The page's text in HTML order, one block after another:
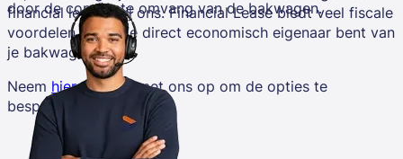
door de compacte omvang van de bakwagen.
financial leasen bij ons. Financial Lease biedt veel fiscale
voordelen terwijl je direct economisch eigenaar bent van
je bakwagen.
Neem hiercontact met ons op om de opties te
bespreken.